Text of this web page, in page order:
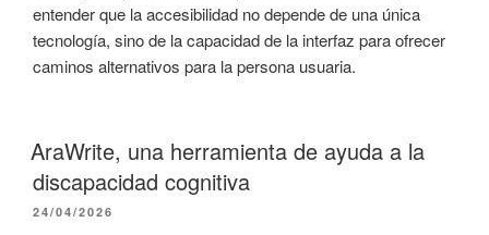
entender que la accesibilidad no depende de una única
tecnología, sino de la capacidad de la interfaz para ofrecer
caminos alternativos para la persona usuaria.
AraWrite, una herramienta de ayuda a la
discapacidad cognitiva
PUBLICADO
24/04/2026